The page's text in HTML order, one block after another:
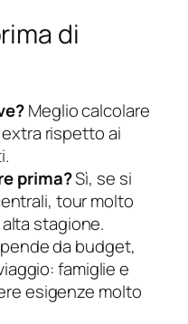
di
Meglio calcolare
rispetto ai
prima?Sì, se si
tour molto
stagione.
da budget,
famiglie e
esigenze molto